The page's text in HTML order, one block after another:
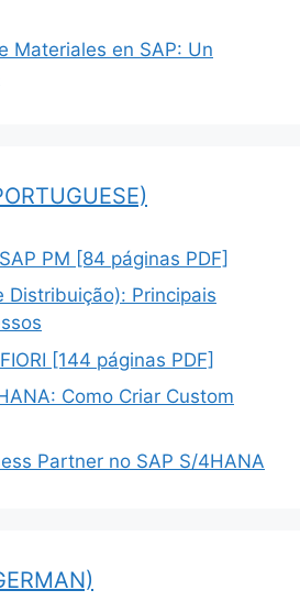
Materiales en SAP: Un
PM [84 páginas PDF]
Distribuição): Principais
[144 páginas PDF]
Como Criar Custom
Partner no SAP S/4HANA